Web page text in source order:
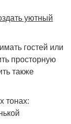
уютный
гостей или
просторную
также